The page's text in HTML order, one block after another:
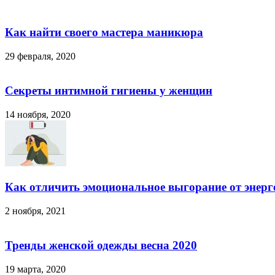
Как найти своего мастера маникюра
29 февраля, 2020
Секреты интимной гигиены у женщин
14 ноября, 2020
Как отличить эмоциональное выгорание от
2 ноября, 2021
Тренды женской одежды весна 2020
19 марта, 2020